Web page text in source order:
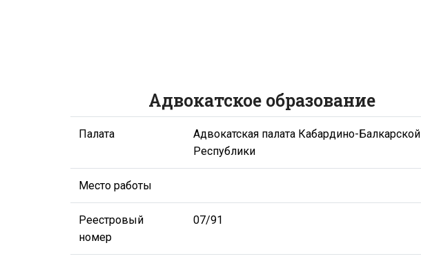
Адвокатское образование
Палата
Адвокатская палата Кабардино-Балкарской
Республики
Место работы
Реестровый
номер
07/91